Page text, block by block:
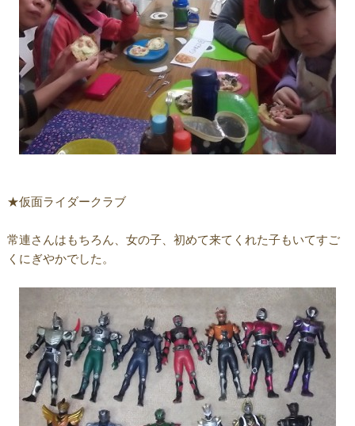
★仮面ライダークラブ
常連さんはもちろん、女の子、初めて来てくれた子もいてすご
くにぎやかでした。